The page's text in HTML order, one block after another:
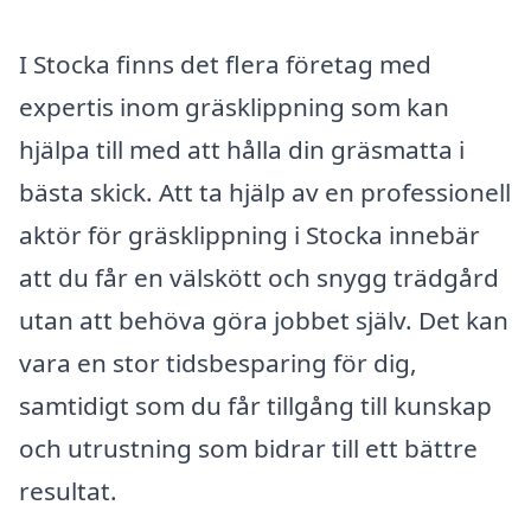
I Stocka finns det flera företag med
expertis inom gräsklippning som kan
hjälpa till med att hålla din gräsmatta i
bästa skick. Att ta hjälp av en professionell
aktör för gräsklippning i Stocka innebär
att du får en välskött och snygg trädgård
utan att behöva göra jobbet själv. Det kan
vara en stor tidsbesparing för dig,
samtidigt som du får tillgång till kunskap
och utrustning som bidrar till ett bättre
resultat.